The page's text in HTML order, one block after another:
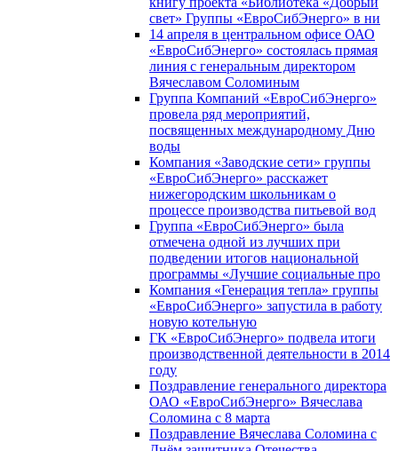
свет» Группы «ЕвроСибЭнерго» в ни
14 апреля в центральном офисе ОАО
«ЕвроСибЭнерго» состоялась прямая
линия с генеральным директором
Вячеславом Соломиным
Группа Компаний «ЕвроСибЭнерго»
провела ряд мероприятий,
посвященных международному Дню
воды
Компания «Заводские сети» группы
«ЕвроСибЭнерго» расскажет
нижегородским школьникам о
процессе производства питьевой вод
Группа «ЕвроСибЭнерго» была
отмечена одной из лучших при
подведении итогов национальной
программы «Лучшие социальные про
Компания «Генерация тепла» группы
«ЕвроСибЭнерго» запустила в работу
новую котельную
ГК «ЕвроСибЭнерго» подвела итоги
производственной деятельности в 2014
году
Поздравление генерального директора
ОАО «ЕвроСибЭнерго» Вячеслава
Соломина с 8 марта
Поздравление Вячеслава Соломина с